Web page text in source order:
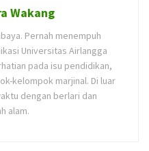
Wakang
Pernah menempuh
Universitas Airlangga
pada isu pendidikan,
kelompok marjinal. Di luar
dengan berlari dan
alam.